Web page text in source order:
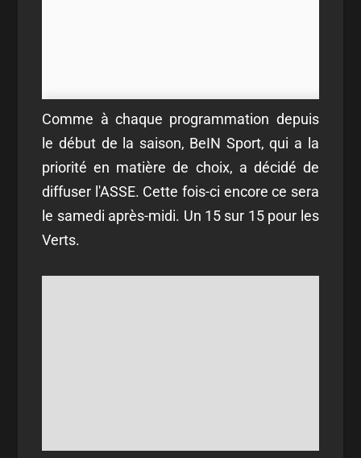
Comme à chaque programmation depuis
le début de la saison, BeIN Sport, qui a la
priorité en matière de choix, a décidé de
diffuser l'ASSE. Cette fois-ci encore ce sera
le samedi après-midi. Un 15 sur 15 pour les
Verts.